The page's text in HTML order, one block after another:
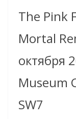
The Pink
Mortal
октября
Museum
SW7